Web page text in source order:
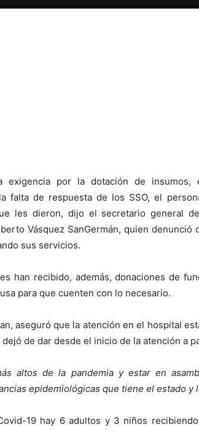
exigencia por la dotación de insumos,
falta de respuesta de los SSO, el
les dieron, dijo el secretario general
Vásquez SanGermán, quien
sus servicios.
han recibido, además, donaciones de
para que cuenten con lo necesario.
aseguró que la atención en el hospital
de dar desde el inicio de la atención a
altos de la pandemia y estar en
epidemiológicas que tiene el estado y
19 hay 6 adultos y 3 niños